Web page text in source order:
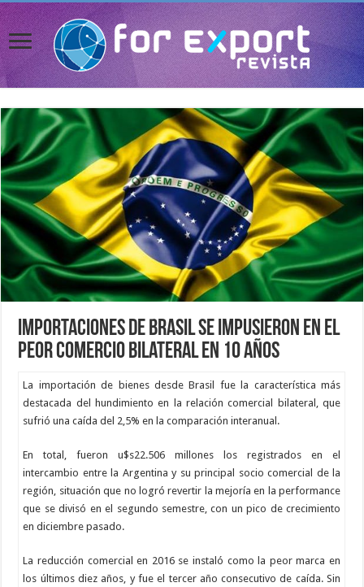
Importaciones de Brasil se impusieron en el
peor comercio bilateral en 10 años
La importación de bienes desde Brasil fue la característica más
destacada del hundimiento en la relación comercial bilateral, que
sufrió una caída del 2,5% en la comparación interanual.
En total, fueron u$s22.506 millones los registrados en el
intercambio entre la Argentina y su principal socio comercial de la
región, situación que no logró revertir la mejoría en la performance
que se divisó en el segundo semestre, con un pico de crecimiento
en diciembre pasado.
La reducción comercial en 2016 se instaló como la peor marca en
los últimos diez años, y fue el tercer año consecutivo de caída. Sin